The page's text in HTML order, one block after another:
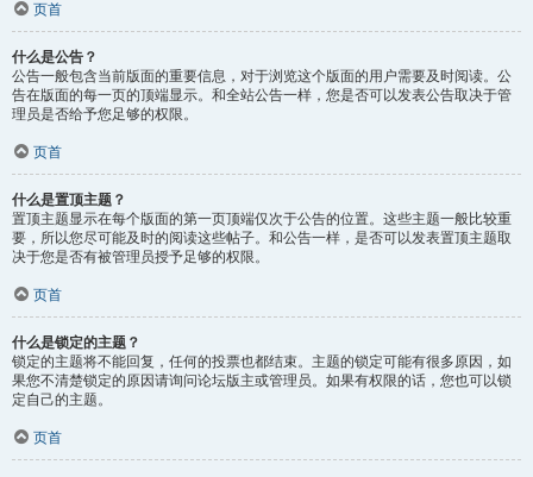
页首
什么是公告？
公告一般包含当前版面的重要信息，对于浏览这个版面的用户需要及时阅读。公
告在版面的每一页的顶端显示。和全站公告一样，您是否可以发表公告取决于管
理员是否给予您足够的权限。
页首
什么是置顶主题？
置顶主题显示在每个版面的第一页顶端仅次于公告的位置。这些主题一般比较重
要，所以您尽可能及时的阅读这些帖子。和公告一样，是否可以发表置顶主题取
决于您是否有被管理员授予足够的权限。
页首
什么是锁定的主题？
锁定的主题将不能回复，任何的投票也都结束。主题的锁定可能有很多原因，如
果您不清楚锁定的原因请询问论坛版主或管理员。如果有权限的话，您也可以锁
定自己的主题。
页首